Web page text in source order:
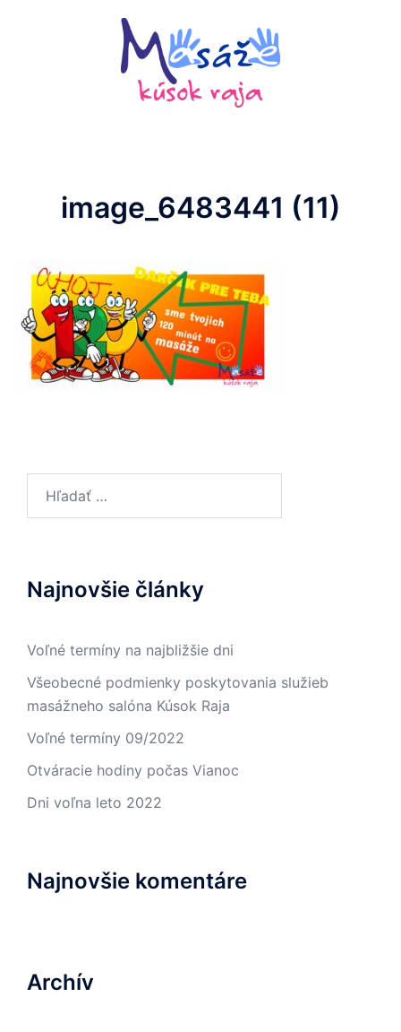
image_6483441 (11)
Najnovšie články
Voľné termíny na najbližšie dni
Všeobecné podmienky poskytovania služieb
masážneho salóna Kúsok Raja
Voľné termíny 09/2022
Otváracie hodiny počas Vianoc
Dni voľna leto 2022
Najnovšie komentáre
Archív